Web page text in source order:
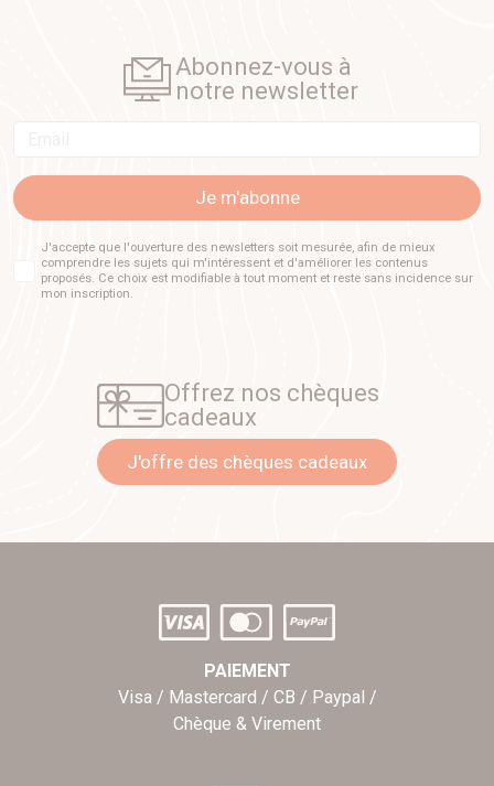
Abonnez-vous à
notre newsletter
Je m'abonne
J'accepte que l'ouverture des newsletters soit mesurée, afin de mieux
comprendre les sujets qui m'intéressent et d'améliorer les contenus
proposés. Ce choix est modifiable à tout moment et reste sans incidence sur
mon inscription.
Offrez nos chèques
cadeaux
J'offre des chèques cadeaux
PAIEMENT
Visa / Mastercard / CB / Paypal /
Chèque & Virement